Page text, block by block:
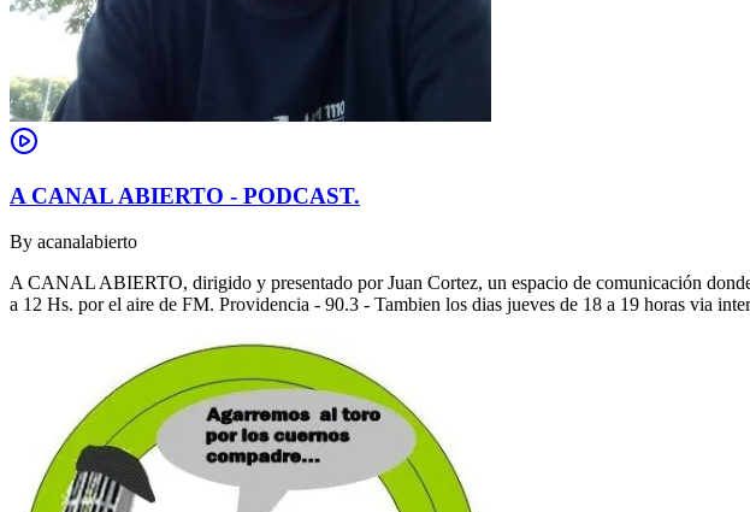
A CANAL ABIERTO - PODCAST.
By acanalabierto
A CANAL ABIERTO, dirigido y presentado por Juan Cortez, un espacio de comunicación
a 12 Hs. por el aire de FM. Providencia - 90.3 - Tambien los dias jueves de 18 a 19 horas via